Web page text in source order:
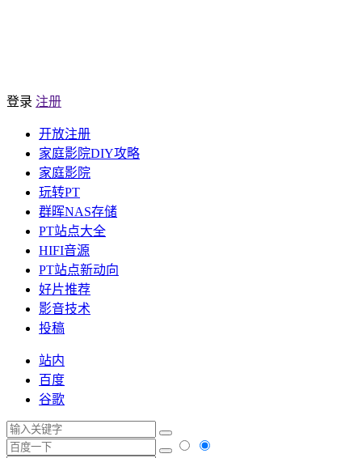
登录 注册
开放注册
家庭影院DIY攻略
家庭影院
玩转PT
群晖NAS存储
PT站点大全
HIFI音源
PT站点新动向
好片推荐
影音技术
投稿
站内
百度
谷歌